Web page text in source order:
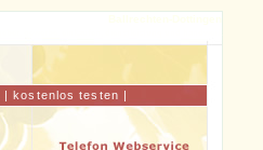
|kostenlos testen |